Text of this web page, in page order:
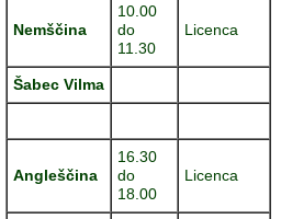
Nemščina
10.00
do
11.30
Licenca
Šabec Vilma
Angleščina
16.30
do
18.00
Licenca